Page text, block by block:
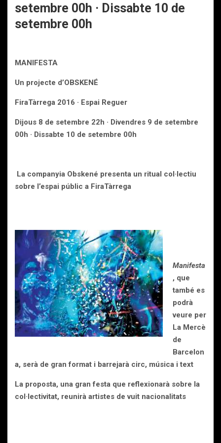
setembre 00h · Dissabte 10 de
setembre 00h
MANIFESTA
Un projecte d’OBSKENÉ
FiraTàrrega 2016 · Espai Reguer
Dijous 8 de setembre 22h · Divendres 9 de setembre
00h · Dissabte 10 de setembre 00h
La companyia Obskené presenta un ritual col·lectiu
sobre l’espai públic a FiraTàrrega
Manifesta
, que
també es
podrà
veure per
La Mercè
de
Barcelon
a, serà de gran format i barrejarà circ, música i text
La proposta, una gran festa que reflexionarà sobre la
col·lectivitat, reunirà artistes de vuit nacionalitats